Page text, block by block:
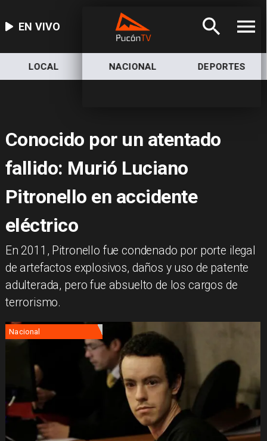
EN VIVO
LOCAL NACIONAL DEPORTES
Conocido por un atentado
fallido: Murió Luciano
Pitronello en accidente
eléctrico
​En 2011, Pitronello fue condenado por porte ilegal
de artefactos explosivos, daños y uso de patente
adulterada, pero fue absuelto de los cargos de
terrorismo.
Nacional